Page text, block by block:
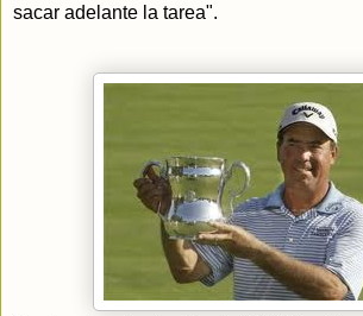
sacar adelante la tarea".